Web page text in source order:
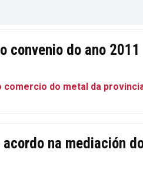
convenio do ano 2011
comercio do metal da
acordo na mediación